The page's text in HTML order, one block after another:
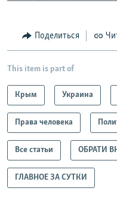
Поделиться
This item is part of
Крым Украина
Права человека
Все статьи ОБРАТИ
ГЛАВНОЕ ЗА СУТКИ